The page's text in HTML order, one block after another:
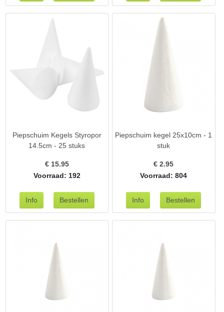
Piepschuim Kegels Styropor
14.5cm - 25 stuks
€ 15.95
Voorraad: 192
Piepschuim kegel 25x10cm - 1
stuk
€2.95
Voorraad: 804